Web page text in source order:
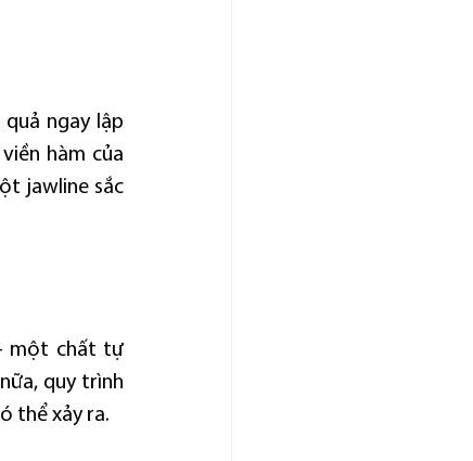
ngay lập
hàm của
jawline sắc
một chất tự
quy trình
thể xảy ra.